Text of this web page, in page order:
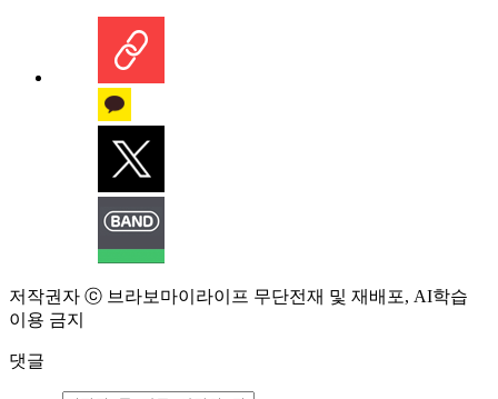
저작권자 ⓒ 브라보마이라이프 무단전재 및 재배포, AI학습
이용 금지
댓글